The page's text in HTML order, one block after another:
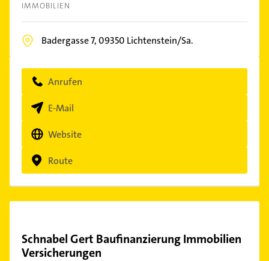
IMMOBILIEN
Badergasse 7,09350 Lichtenstein/Sa.
Anrufen
E-Mail
Website
Route
Schnabel Gert Baufinanzierung Immobilien
Versicherungen